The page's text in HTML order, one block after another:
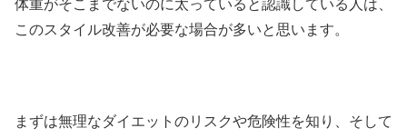
体重がそこまでないのに太っていると認識している人は、
このスタイル改善が必要な場合が多いと思います。
まずは無理なダイエットのリスクや危険性を知り、そして